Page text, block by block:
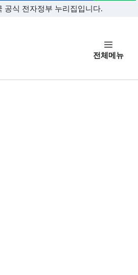
본문 바로가기
공식 전자정부 누리집입니다.
전체메뉴